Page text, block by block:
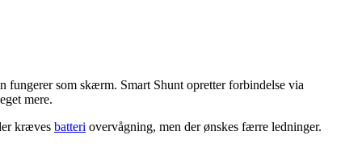
som skærm. Smart Shunt opretter forbindelse via
mere.
kræves batteri overvågning, men der ønskes færre ledninger.